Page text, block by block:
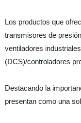
Los productos que
transmisores de
ventiladores
(DCS)/controladores
Destacando la
presentan como una